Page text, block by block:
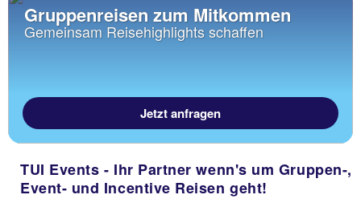
Gruppenreisen zum Mitkommen
Gemeinsam Reisehighlights schaffen
Jetzt anfragen
TUI Events - Ihr Partner wenn's um Gruppen-,
Event- und Incentive Reisen geht!